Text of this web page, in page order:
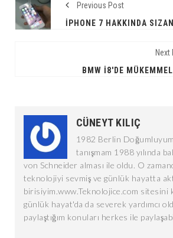
Previous Post
Next
CÜNEYT KILIÇ
1982 Berlin
tanışmam 1988 yılında
von Schneider alması ile oldu. O
teknolojiyi sevmiş ve günlük hayatta
birisiyim.www.Teknolojice.com sitesini
günlük hayat'da da severek yardımcı
paylaştığım konuları herkes ile